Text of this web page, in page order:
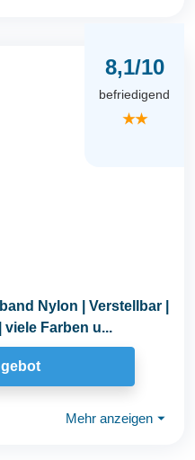
8,1/10
befriedigend
★★
Nylon | Verstellbar |
Farben u...
Mehr anzeigen ⏷